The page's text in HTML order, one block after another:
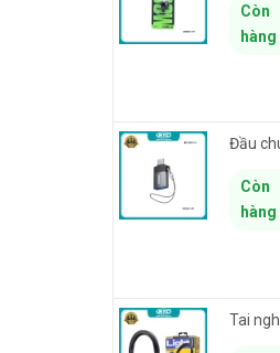
Còn
hàng
Còn
hàng